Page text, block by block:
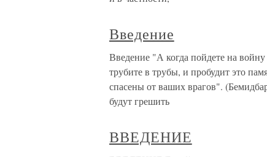
Введение
Введение "А когда пойдете на
трубите в трубы, и пробудит это
спасены от ваших врагов".
будут грешить
ВВЕДЕНИЕ